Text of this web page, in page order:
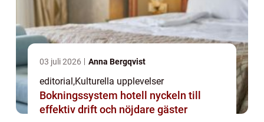
03 juli 2026 Anna Bergqvist
editorial,Kulturella upplevelser
Bokningssystem hotell nyckeln till
effektiv drift och nöjdare gäster